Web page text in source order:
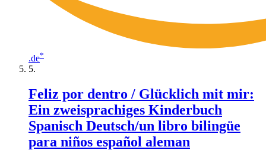
.de*
Feliz por dentro / Glücklich mit mir:
Ein zweisprachiges Kinderbuch
Spanisch Deutsch/un libro bilingüe
para niños español aleman